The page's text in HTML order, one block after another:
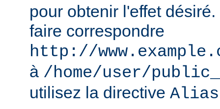
pour obtenir l'effet
faire correspondre
http://
à /home/user/
utilisez la directive